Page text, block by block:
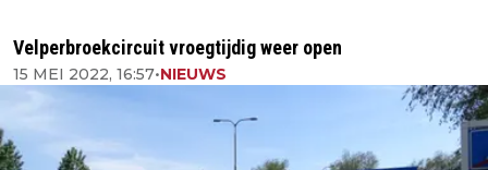
Velperbroekcircuit vroegtijdig weer open
15 MEI 2022, 16:57•NIEUWS